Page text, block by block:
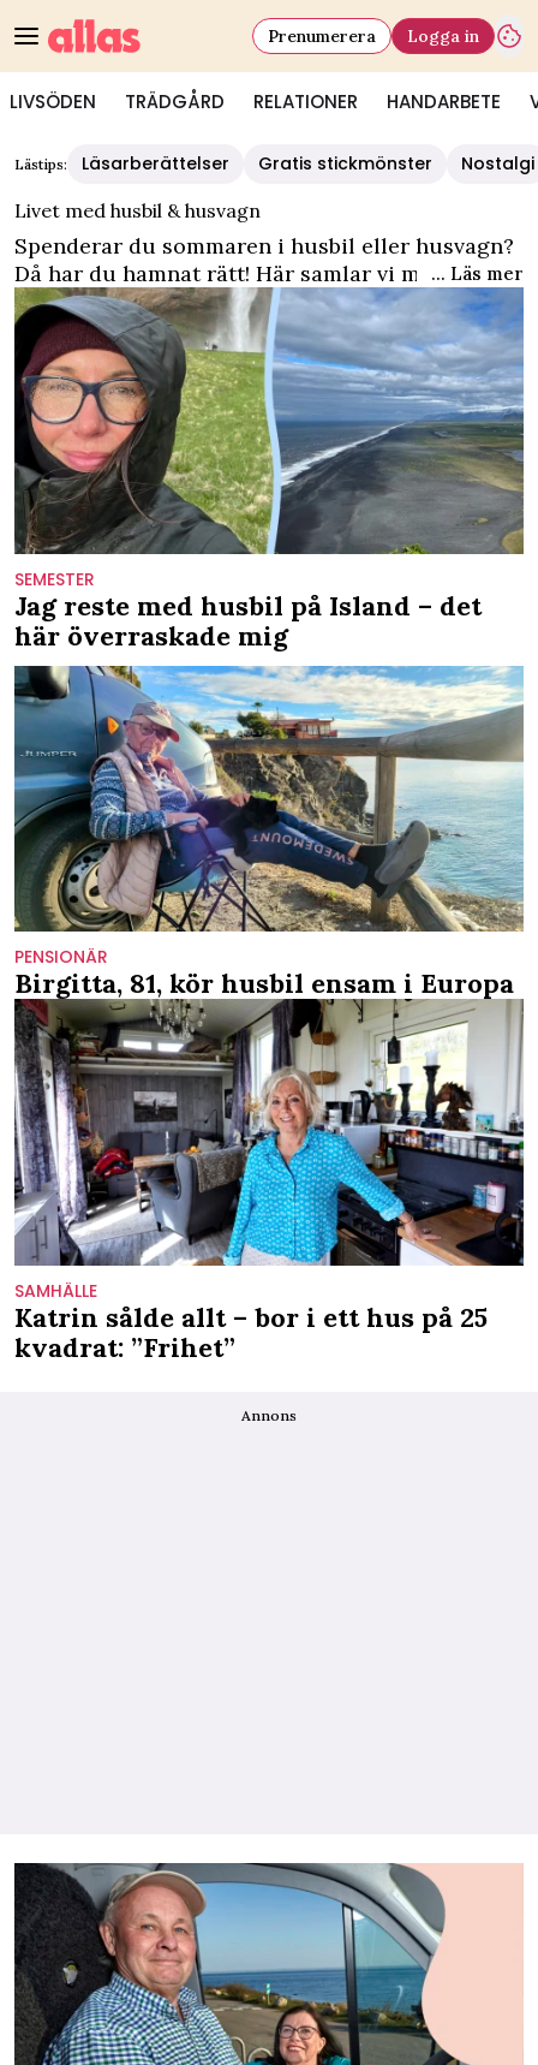
LIVSÖDEN TRÄDGÅRD RELATIONER HANDARBETE
Prenumerera Logga in
Lästips: Läsarberättelser Gratis stickmönster
Nostalgi
Livet med husbil & husvagn
Spenderar du sommaren i husbil eller husvagn?
Då har du hamnat rätt! Här samlar vi mängder
med inspiration för husbil. Läs om allt från
Sveriges bästa campingar till läsarberättelser
om livet med husbil och husvagn.
... Läs mer
SEMESTER
Jag reste med husbil på Island – det
här överraskade mig
PENSIONÄR
Birgitta, 81, kör husbil ensam i Europa
SAMHÄLLE
Katrin sålde allt – bor i ett hus på 25
kvadrat: ”Frihet”
Annons